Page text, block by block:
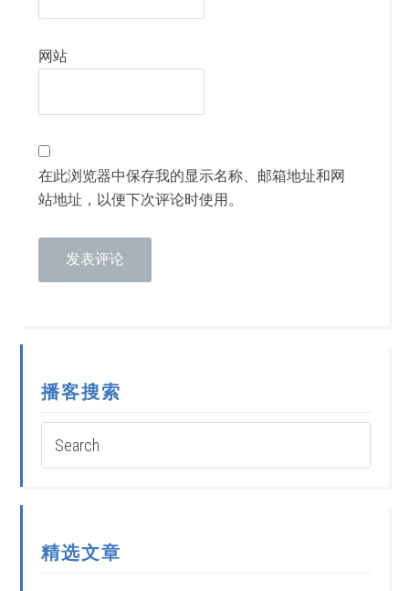
网站
在此浏览器中保存我的显示名称、邮箱地址和网
站地址，以便下次评论时使用。
播客搜索
精选文章